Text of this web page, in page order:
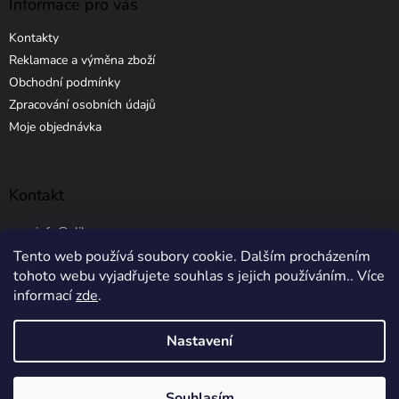
Tento web používá soubory cookie. Dalším procházením
tohoto webu vyjadřujete souhlas s jejich používáním.. Více
informacízde.
Nastavení
Informace pro vás
Kontakty
Reklamace a výměna zboží
Obchodní podmínky
Zpracování osobních údajů
Moje objednávka
Kontakt
info @ elibros.cz
+420 734 184 444